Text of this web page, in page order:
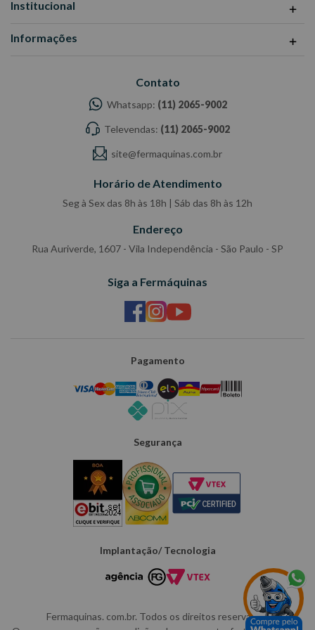
Institucional
Informações
Contato
Whatsapp: (11) 2065-9002
Televendas: (11) 2065-9002
site@fermaquinas.com.br
Horário de Atendimento
Seg à Sex das 8h às 18h | Sáb das 8h às 12h
Endereço
Rua Auriverde, 1607 - Vila Independência - São Paulo - SP
Siga a Fermáquinas
Pagamento
Segurança
Implantação/ Tecnologia
Fermaquinas. com.br. Todos os direitos reservados.